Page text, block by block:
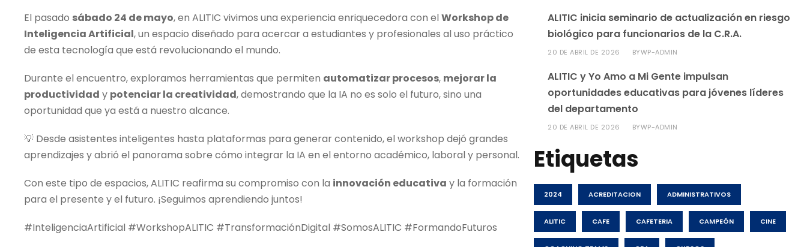
El pasado sábado 24 de mayo, en ALITIC vivimos una experiencia enriquecedora con el Workshop de
Inteligencia Artificial, un espacio diseñado para acercar a estudiantes y profesionales al uso práctico
de esta tecnología que está revolucionando el mundo.
Durante el encuentro, exploramos herramientas que permiten automatizar procesos, mejorar la
productividad y potenciar la creatividad, demostrando que la IA no es solo el futuro, sino una
oportunidad que ya está a nuestro alcance.
💡 Desde asistentes inteligentes hasta plataformas para generar contenido, el workshop dejó grandes
aprendizajes y abrió el panorama sobre cómo integrar la IA en el entorno académico, laboral y personal.
Con este tipo de espacios, ALITIC reafirma su compromiso con la innovación educativa y la formación
para el presente y el futuro. ¡Seguimos aprendiendo juntos!
#InteligenciaArtificial #WorkshopALITIC #TransformaciónDigital #SomosALITIC #FormandoFuturos
ALITIC inicia seminario de actualización en riesgo
biológico para funcionarios de la C.R.A.
20 DE ABRIL DE 2026 BYWP-ADMIN
ALITIC y Yo Amo a Mi Gente impulsan
oportunidades educativas para jóvenes líderes
del departamento
20 DE ABRIL DE 2026 BYWP-ADMIN
Etiquetas
2024 ACREDITACION ADMINISTRATIVOS
ALITIC CAFE CAFETERIA CAMPEÓN CINE